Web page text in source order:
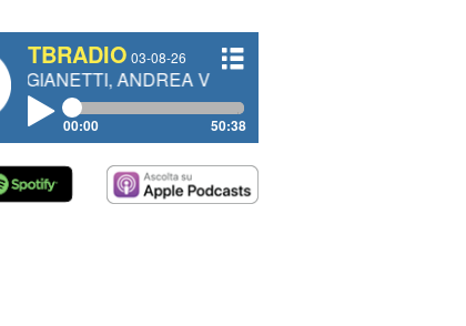
TBRADIO 03-08-26
VENDRAME, FILIPPO FIORELLI
00:00 50:38